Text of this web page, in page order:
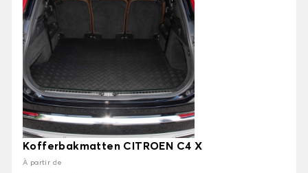
Kofferbakmatten CITROEN C4 X
À partir de